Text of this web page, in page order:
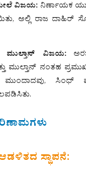
ವಿಜಯ: ನಿರ್ಣಾಯಕ
ಅಲ್ಲಿ ರಾಜ ದಾಹಿರ್
ವಿಜಯ:
ಮುಲ್ತಾನ್ ನಂತಹ
ಮುಂದಾದವು,
ಸ್ಥಾಪನೆ: